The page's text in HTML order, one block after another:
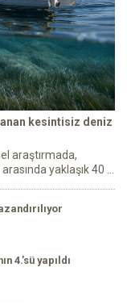
kesintisiz deniz
araştırmada,
yaklaşık 40 ...
4.’sü yapıldı